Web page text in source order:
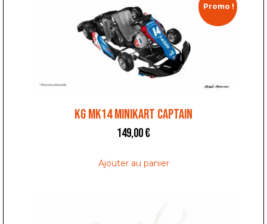
Promo !
KG MK14 MINIKART CAPTAIN
149,00€
Ajouter au panier